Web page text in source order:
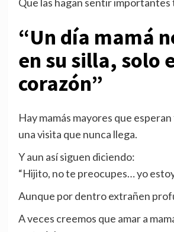
Que las hagan sentir importantes
“Un día mamá
en su silla, solo
corazón”
Hay mamás mayores que
una visita que nunca llega.
Y aun así siguen diciendo:
“Hijito, no te preocupes… yo
Aunque por dentro extrañen
A veces creemos que amar a